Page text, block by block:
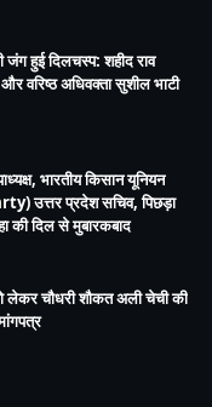
जंग हुई दिलचस्प: शहीद राव
वरिष्ठ अधिवक्ता सुशील भाटी
भारतीय किसान यूनियन
उत्तर प्रदेश सचिव, पिछड़ा
की दिल से मुबारकबाद
लेकर चौधरी शौकत अली चेची की